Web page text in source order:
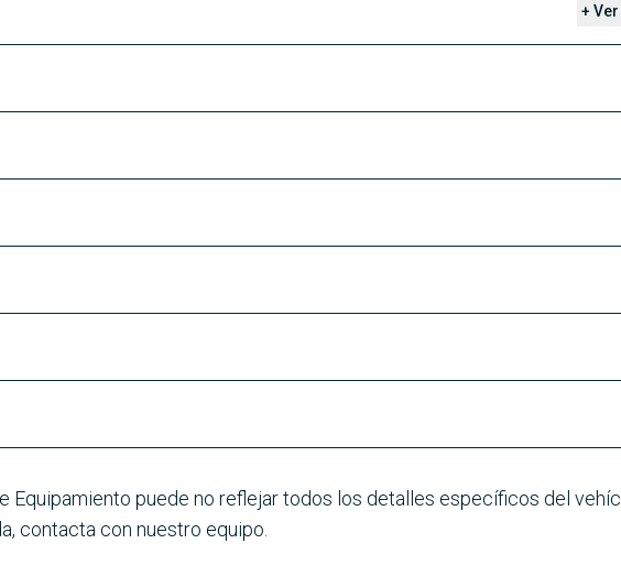
+
Equipamiento puede no reflejar todos los detalles específicos del
contacta con nuestro equipo.